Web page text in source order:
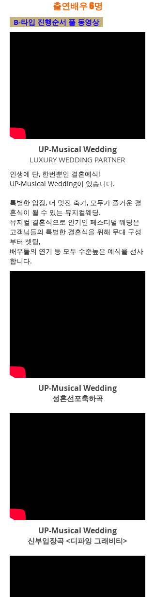
출연배우 6명
B-타입 진행순서 풀 동영상
UP-Musical Wedding
LUXURY WEDDING PARTNER
인생에 단, 한번뿐인 결혼예식!
UP-Musical Wedding이 있습니다.
특별한 입장, 더 멋진 축가, 모두가 즐거운 결
혼식이 될 수 있는 뮤지컬웨딩.
뮤지컬 결혼식으로 인기인 페스티벌 웨딩은
고객님들의 특별한 결혼식을 위해 무대 구성
부터 셋팅,
배우들의 연기 등 모두 수준높은 예식을 선사
합니다.
UP-Musical Wedding
성혼선포축하곡
UP-Musical Wedding
신부입장곡 <디파잉 그래비티>